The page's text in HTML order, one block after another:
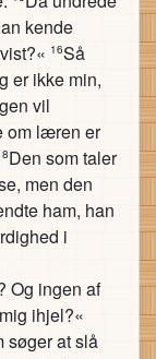
kende
16Så
er ikke min,
vil
om læren er
Den som taler
men den
ham, han
i
Og ingen af
ihjel?«
søger at slå